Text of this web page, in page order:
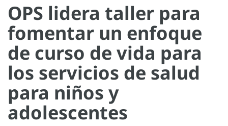
OPS lidera taller para
fomentar un enfoque
de curso de vida para
los servicios de salud
para niños y
adolescentes